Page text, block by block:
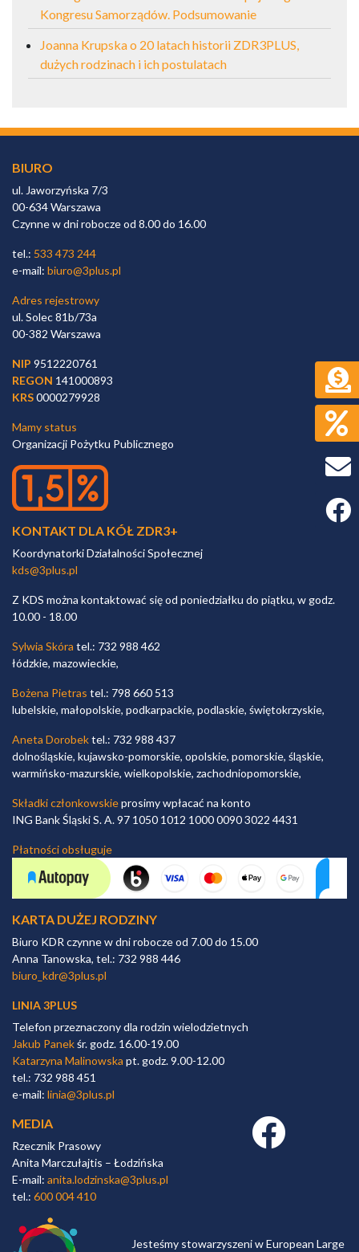
Kongresu Samorządów. Podsumowanie
Joanna Krupska o 20 latach historii ZDR3PLUS,
dużych rodzinach i ich postulatach
BIURO
ul. Jaworzyńska 7/3
00-634 Warszawa
Czynne w dni robocze od 8.00 do 16.00
tel.: 533 473 244
e-mail: biuro@3plus.pl
Adres rejestrowy
ul. Solec 81b/73a
00-382 Warszawa
NIP 9512220761
REGON 141000893
KRS0000279928
Mamy status
Organizacji Pożytku Publicznego
KONTAKT DLA KÓŁ ZDR3+
Koordynatorki Działalności Społecznej
kds@3plus.pl
Z KDS można kontaktować się od poniedziałku do piątku, w godz.
10.00 - 18.00
Sylwia Skóra tel.: 732 988 462
łódzkie, mazowieckie,
Bożena Pietras tel.: 798 660 513
lubelskie, małopolskie, podkarpackie, podlaskie, świętokrzyskie,
Aneta Dorobektel.: 732 988 437
dolnośląskie, kujawsko-pomorskie, opolskie, pomorskie, śląskie,
warmińsko-mazurskie, wielkopolskie, zachodniopomorskie,
Składki członkowskieprosimy wpłacać na konto
ING Bank Śląski S. A. 97 1050 1012 1000 0090 3022 4431
Płatności obsługuje
KARTA DUŻEJ RODZINY
Biuro KDR czynne w dni robocze od 7.00 do 15.00
Anna Tanowska, tel.: 732 988 446
biuro_kdr@3plus.pl
LINIA 3PLUS
Telefon przeznaczony dla rodzin wielodzietnych
Jakub Panekśr. godz. 16.00-19.00
Katarzyna Malinowska pt. godz. 9.00-12.00
tel.: 732 988 451
e-mail: linia@3plus.pl
MEDIA
Rzecznik Prasowy
Anita Marczułajtis – Łodzińska
E-mail: anita.lodzinska@3plus.pl
tel.: 600 004 410
Facebook link
Jesteśmy stowarzyszeni w European Large